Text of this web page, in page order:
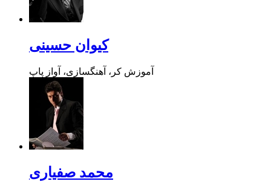
کیوان حسینی
آموزش کر، آهنگسازی، آواز پاپ
محمد صفیاری